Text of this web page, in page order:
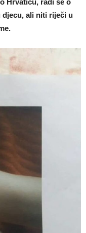
ali niti riječi u